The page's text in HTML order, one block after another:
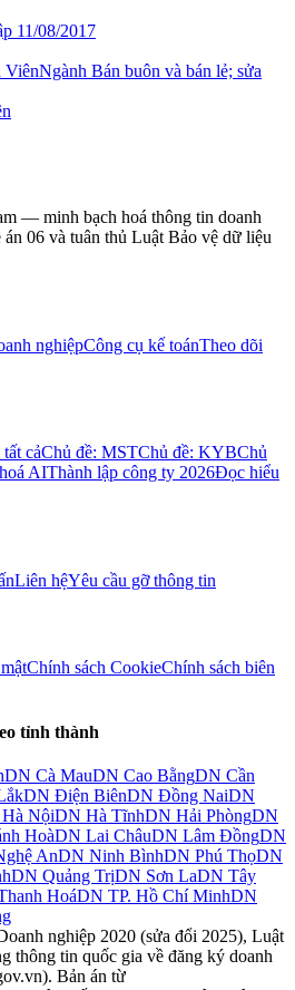
11/08/2017
ViênNgành Bán buôn và bán lẻ; sửa
— minh bạch hoá thông tin doanh
06 và tuân thủ Luật Bảo vệ dữ liệu
nghiệpCông cụ kế toánTheo dõi
cảChủ đề: MSTChủ đề: KYBChủ
AIThành lập công ty 2026Đọc hiểu
Liên hệYêu cầu gỡ thông tin
Chính sách CookieChính sách biên
tỉnh thành
DN Cà MauDN Cao BằngDN Cần
DN Điện BiênDN Đồng NaiDN
Hà NộiDN Hà TĩnhDN Hải PhòngDN
HoàDN Lai ChâuDN Lâm ĐồngDN
AnDN Ninh BìnhDN Phú ThọDN
DN Quảng TrịDN Sơn LaDN Tây
HoáDN TP. Hồ Chí MinhDN
nghiệp 2020 (sửa đổi 2025), Luật
thông tin quốc gia về đăng ký doanh
Bản án từ